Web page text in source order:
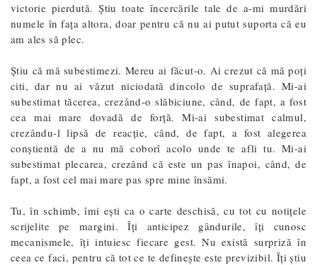
victorie pierdută. Știu toate încercările tale de a-mi murdări
numele în fața altora, doar pentru că nu ai putut suporta că eu
am ales să plec.
Știu că mă subestimezi. Mereu ai făcut-o. Ai crezut că mă poți
citi, dar nu ai văzut niciodată dincolo de suprafață. Mi-ai
subestimat tăcerea, crezând-o slăbiciune, când, de fapt, a fost
cea mai mare dovadă de forță. Mi-ai subestimat calmul,
crezându-l lipsă de reacție, când, de fapt, a fost alegerea
conștientă de a nu mă coborî acolo unde te afli tu. Mi-ai
subestimat plecarea, crezând că este un pas înapoi, când, de
fapt, a fost cel mai mare pas spre mine însămi.
Tu, în schimb, îmi ești ca o carte deschisă, cu tot cu notițele
scrijelite pe margini. Îți anticipez gândurile, îți cunosc
mecanismele, îți intuiesc fiecare gest. Nu există surpriză în
ceea ce faci, pentru că tot ce te definește este previzibil. Îți știu